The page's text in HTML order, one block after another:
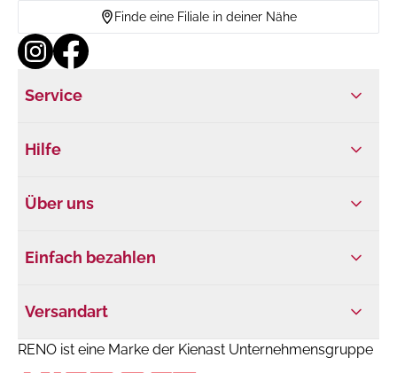
Finde eine Filiale in deiner Nähe
Service
Hilfe
Über uns
Einfach bezahlen
Versandart
RENO ist eine Marke der Kienast Unternehmensgruppe